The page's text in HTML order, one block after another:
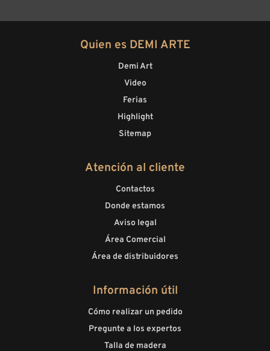
Quien es DEMI ARTE
Demi Art
Video
Ferias
Highlight
Sitemap
Atención al cliente
Contactos
Donde estamos
Aviso legal
Área Comercial
Área de distribuidores
Información útil
Cómo realizar un pedido
Pregunte a los expertos
Talla de madera